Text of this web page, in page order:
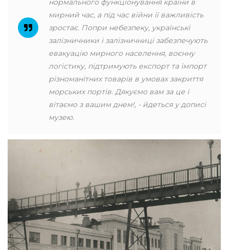
мирний час, а під час війни її важливість
зростає. Попри небезпеку, українські
залізничники і залізничниці забезпечують
евакуацію мирного населення, воєнну
логістику, підтримують експорт та імпорт
різноманітних товарів в умовах закриття
морських портів. Дякуємо вам за це і
вітаємо з вашим днем!, - йдеться у дописі
музею.